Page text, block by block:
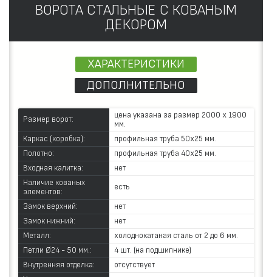
ВОРОТА СТАЛЬНЫЕ С КОВАНЫМ
ДЕКОРОМ
ХАРАКТЕРИСТИКИ
ДОПОЛНИТЕЛЬНО
Размер ворот:
цена указана за размер 2000 х 1900
мм.
Каркас (коробка):
профильная труба 50х25 мм.
Полотно:
профильная труба 40х25 мм.
Входная калитка:
нет
Наличие кованых
элементов:
есть
Замок верхний:
нет
Замок нижний:
нет
Металл:
холоднокатаная сталь от 2 до 6 мм.
Петли Ø24 - 50 мм.:
4 шт. (на подшипнике)
Внутренняя отделка:
отсутствует